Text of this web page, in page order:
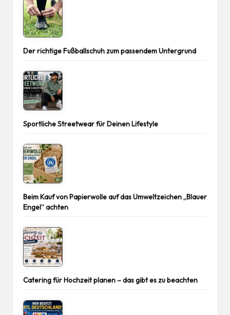
Der richtige Fußballschuh zum passendem Untergrund
Sportliche Streetwear für Deinen Lifestyle
Beim Kauf von Papierwolle auf das Umweltzeichen „Blauer
Engel“ achten
Catering für Hochzeit planen – das gibt es zu beachten